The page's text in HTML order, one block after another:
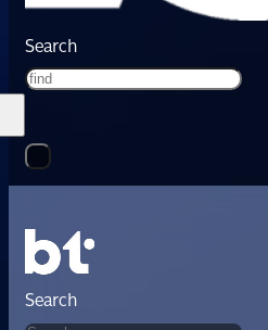
Search
Search